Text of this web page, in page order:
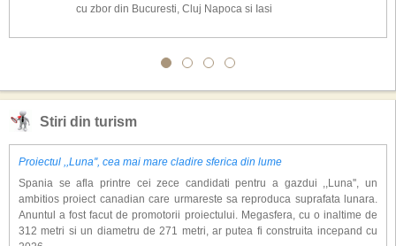
cu zbor din Bucuresti, Cluj Napoca si Iasi
Stiri din turism
Proiectul ,,Luna'', cea mai mare cladire sferica din lume
Spania se afla printre cei zece candidati pentru a gazdui ,,Luna'', un
ambitios proiect canadian care urmareste sa reproduca suprafata lunara.
Anuntul a fost facut de promotorii proiectului. Megasfera, cu o inaltime de
312 metri si un diametru de 271 metri, ar putea fi construita incepand cu